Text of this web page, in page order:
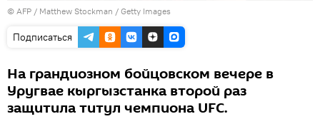
© AFP / Matthew Stockman / Getty Images
Подписаться
На грандиозном бойцовском вечере в
Уругвае кыргызстанка второй раз
защитила титул чемпиона UFC.